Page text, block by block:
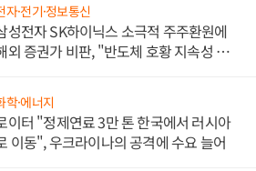
자·전기·정보통신
성전자 SK하이닉스 소극적 주주환원에
외 증권가 비판, "반도체 호황 지속성 의
학·에너지
이터 "정제연료 3만 톤 한국에서 러시아
이동", 우크라이나의 공격에 수요 늘어